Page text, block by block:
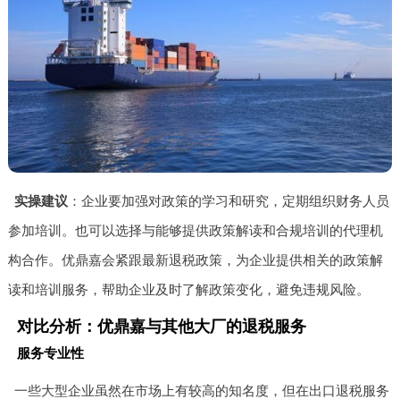
实操建议 ：企业要加强对政策的学习和研究，定期组织财务人员
参加培训。也可以选择与能够提供政策解读和合规培训的代理机
构合作。优鼎嘉会紧跟最新退税政策，为企业提供相关的政策解
读和培训服务，帮助企业及时了解政策变化，避免违规风险。
对比分析：优鼎嘉与其他大厂的退税服务
服务专业性
一些大型企业虽然在市场上有较高的知名度，但在出口退税服务